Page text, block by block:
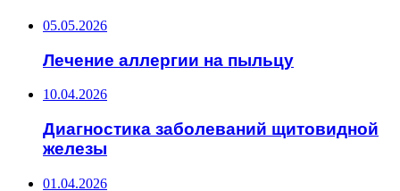
05.05.2026
Лечение аллергии на пыльцу
10.04.2026
Диагностика заболеваний щитовидной
железы
01.04.2026